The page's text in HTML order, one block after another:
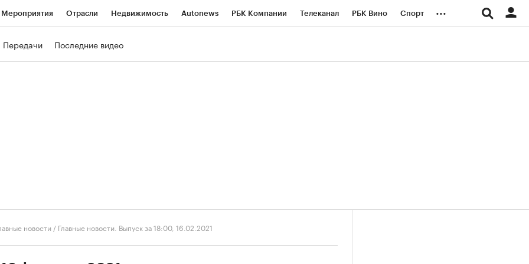
Мероприятия Отрасли Недвижимость Autonews РБК Компании Телеканал РБК Вино Спорт ...
Передачи Последние видео
новости / Главные новости. Выпуск за 18:00, 16.02.2021